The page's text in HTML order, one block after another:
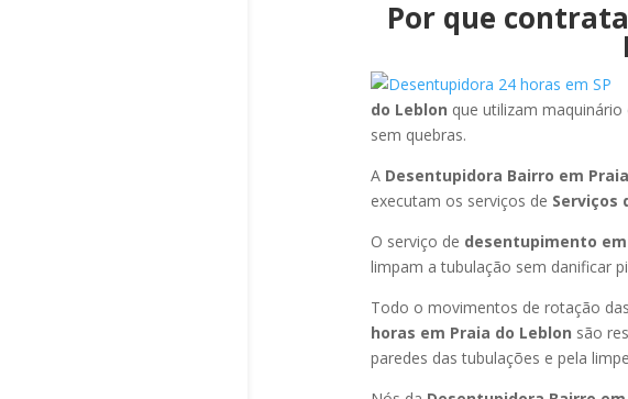
Por que
do Leblon que utilizam
sem quebras.
A Desentupidora Bairro em
executam os serviços de Serviços
O serviço de desentupimento
limpam a tubulação sem danificar
Todo o movimentos de rotação
horas em Praia do Leblon são
paredes das tubulações e pela